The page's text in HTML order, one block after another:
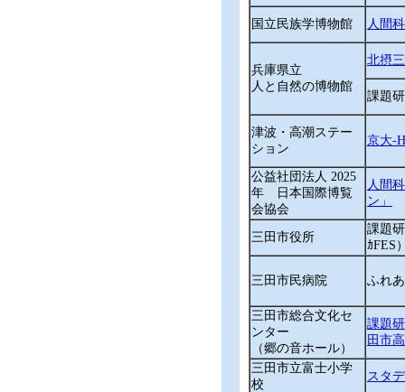
国立民族学博物館 人間
兵庫県立
人と自然の博物館
北摂
課題
津波・高潮ステー
ション
京大
公益社団法人 2025
年 日本国際博覧
会協会
人間
ン」
三田市役所
課題
ｶFES
三田市民病院 ふれ
三田市総合文化セ
ンター
（郷の音ホール）
課題
田市
三田市立富士小学
校
スタ